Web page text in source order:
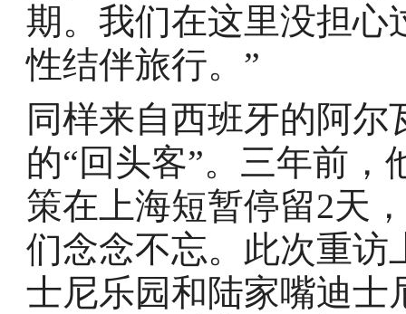
期。我们在这里没担心
性结伴旅行。”
同样来自西班牙的阿
的“回头客”。三年前，
策在上海短暂停留2天
们念念不忘。此次重访
士尼乐园和陆家嘴迪士